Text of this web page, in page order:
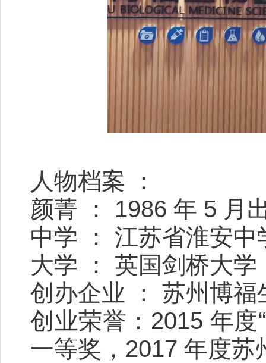
人物档案 ：
颜菁 ： 1986 年 5 月
中学 ： 江苏省淮安中
大学 ： 英国剑桥大学
创办企业 ： 苏州博
创业荣誉：2015 年度
一等奖，2017 年度苏